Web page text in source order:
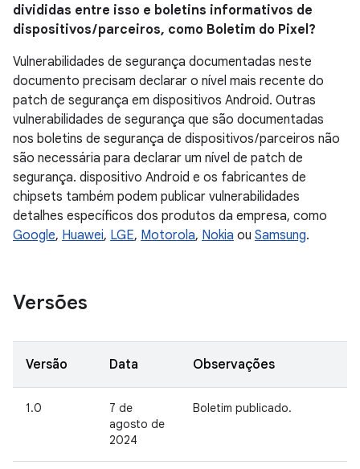
divididas entre isso e boletins informativos de
dispositivos / parceiros, como Boletim do Pixel?
Vulnerabilidades de segurança documentadas neste
documento precisam declarar o nível mais recente do
patch de segurança em dispositivos Android. Outras
vulnerabilidades de segurança que são documentadas
nos boletins de segurança de dispositivos / parceiros não
são necessária para declarar um nível de patch de
segurança. dispositivo Android e os fabricantes de
chipsets também podem publicar vulnerabilidades
detalhes específicos dos produtos da empresa, como
Google, Huawei, LGE, Motorola, Nokia ou Samsung.
Versões
Versão Data Observações
1.0
7 de
agosto de
2024
Boletim publicado.